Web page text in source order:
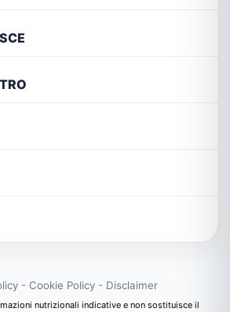
- Cookie Policy- Disclaimer
nutrizionali indicative e non sostituisce il